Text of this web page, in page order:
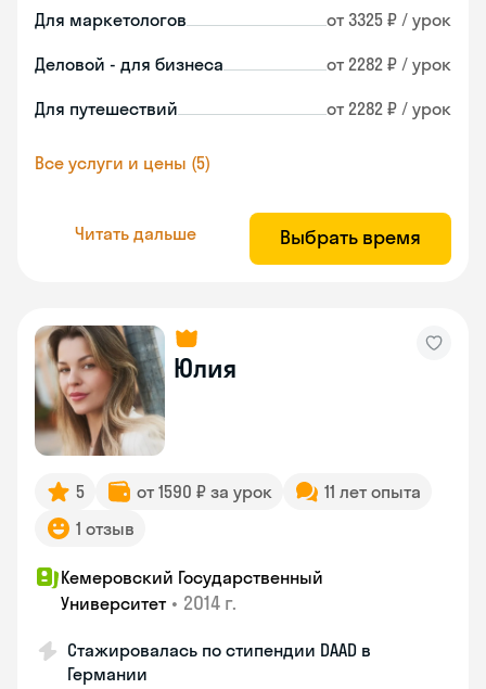
Для маркетологов от 3325 ₽ / урок
Деловой - для бизнеса от 2282 ₽ / урок
Для путешествий от 2282 ₽ / урок
Все услуги и цены (5)
Читать дальше Выбрать время
Юлия
5 от 1590 ₽ за урок
11 лет опыта
1 отзыв
Кемеровский Государственный
Университет • 2014 г.
Стажировалась по стипендии DAAD в
Германии